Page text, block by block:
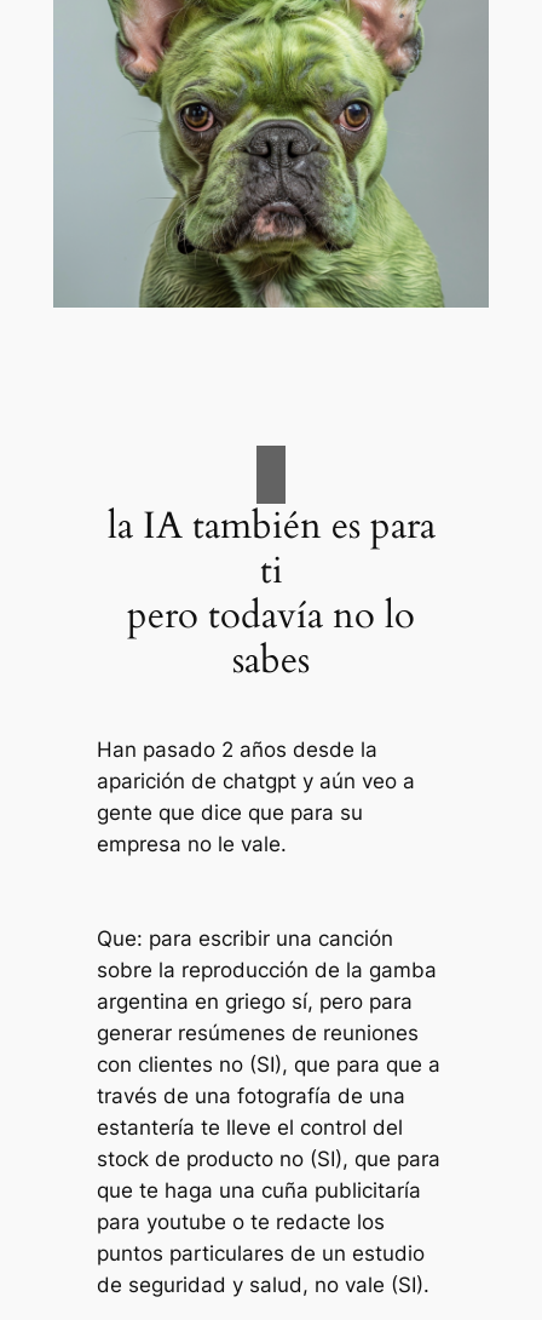
la IA también es para
ti
pero todavía no lo
sabes
Han pasado 2 años desde la
aparición de chatgpt y aún veo a
gente que dice que para su
empresa no le vale.
Que: para escribir una canción
sobre la reproducción de la gamba
argentina en griego sí, pero para
generar resúmenes de reuniones
con clientes no (SI), que para que a
través de una fotografía de una
estantería te lleve el control del
stock de producto no (SI), que para
que te haga una cuña publicitaría
para youtube o te redacte los
puntos particulares de un estudio
de seguridad y salud, no vale (SI).